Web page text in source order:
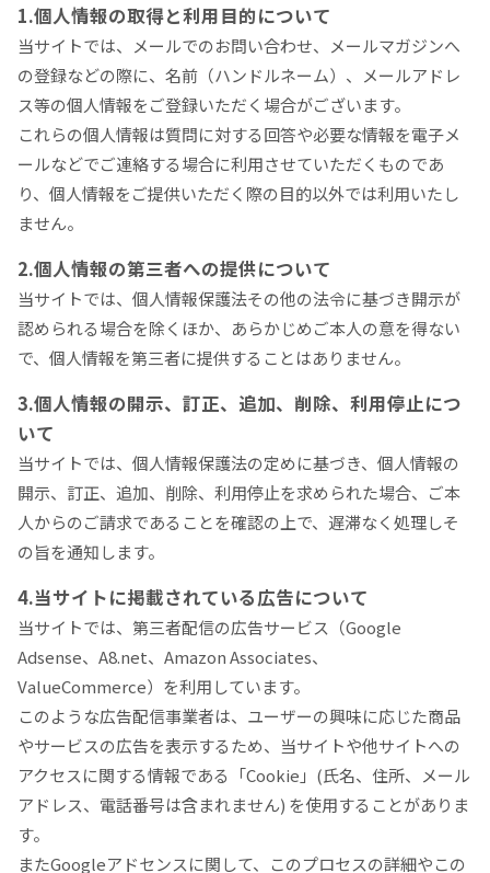
1.個人情報の取得と利用目的について
当サイトでは、メールでのお問い合わせ、メールマガジンへ
の登録などの際に、名前（ハンドルネーム）、メールアドレ
ス等の個人情報をご登録いただく場合がございます。
これらの個人情報は質問に対する回答や必要な情報を電子メ
ールなどでご連絡する場合に利用させていただくものであ
り、個人情報をご提供いただく際の目的以外では利用いたし
ません。
2.個人情報の第三者への提供について
当サイトでは、個人情報保護法その他の法令に基づき開示が
認められる場合を除くほか、あらかじめご本人の意を得ない
で、個人情報を第三者に提供することはありません。
3.個人情報の開示、訂正、追加、削除、利用停止につ
いて
当サイトでは、個人情報保護法の定めに基づき、個人情報の
開示、訂正、追加、削除、利用停止を求められた場合、ご本
人からのご請求であることを確認の上で、遅滞なく処理しそ
の旨を通知します。
4.当サイトに掲載されている広告について
当サイトでは、第三者配信の広告サービス（Google
Adsense、A8.net、Amazon Associates、
ValueCommerce）を利用しています。
このような広告配信事業者は、ユーザーの興味に応じた商品
やサービスの広告を表示するため、当サイトや他サイトへの
アクセスに関する情報である「Cookie」(氏名、住所、メール
アドレス、電話番号は含まれません) を使用することがありま
す。
またGoogleアドセンスに関して、このプロセスの詳細やこの